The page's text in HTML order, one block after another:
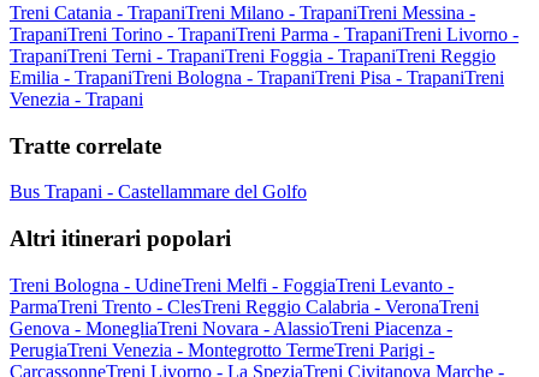
Treni Catania - TrapaniTreni Milano - TrapaniTreni Messina -
TrapaniTreni Torino - TrapaniTreni Parma - TrapaniTreni Livorno -
TrapaniTreni Terni - TrapaniTreni Foggia - TrapaniTreni Reggio
Emilia - TrapaniTreni Bologna - TrapaniTreni Pisa - TrapaniTreni
Venezia - Trapani
Tratte correlate
Bus Trapani - Castellammare del Golfo
Altri itinerari popolari
Treni Bologna - UdineTreni Melfi - FoggiaTreni Levanto -
ParmaTreni Trento - ClesTreni Reggio Calabria - VeronaTreni
Genova - MonegliaTreni Novara - AlassioTreni Piacenza -
PerugiaTreni Venezia - Montegrotto TermeTreni Parigi -
CarcassonneTreni Livorno - La SpeziaTreni Civitanova Marche -